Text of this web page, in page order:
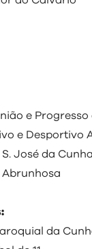
e
e Desportivo
José da
da